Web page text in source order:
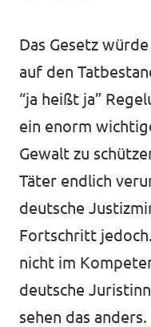
Das Gesetz
auf den
“ja heißt ja”
ein enorm
Gewalt zu
Täter endlich
deutsche
Fortschritt
nicht im
deutsche
sehen das anders.